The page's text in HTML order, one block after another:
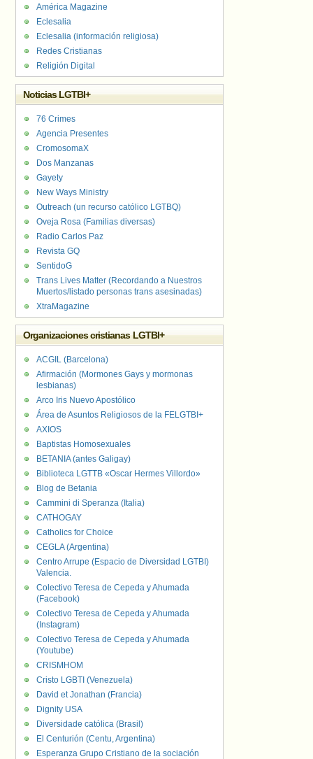
América Magazine
Eclesalia
Eclesalia (información religiosa)
Redes Cristianas
Religión Digital
Noticias LGTBI+
76 Crimes
Agencia Presentes
CromosomaX
Dos Manzanas
Gayety
New Ways Ministry
Outreach (un recurso católico LGTBQ)
Oveja Rosa (Familias diversas)
Radio Carlos Paz
Revista GQ
SentidoG
Trans Lives Matter (Recordando a Nuestros
Muertos/listado personas trans asesinadas)
XtraMagazine
Organizaciones cristianas LGTBI+
ACGIL (Barcelona)
Afirmación (Mormones Gays y mormonas
lesbianas)
Arco Iris Nuevo Apostólico
Área de Asuntos Religiosos de la FELGTBI+
AXIOS
Baptistas Homosexuales
BETANIA (antes Galigay)
Biblioteca LGTTB «Oscar Hermes Villordo»
Blog de Betania
Cammini di Speranza (Italia)
CATHOGAY
Catholics for Choice
CEGLA (Argentina)
Centro Arrupe (Espacio de Diversidad LGTBI)
Valencia.
Colectivo Teresa de Cepeda y Ahumada
(Facebook)
Colectivo Teresa de Cepeda y Ahumada
(Instagram)
Colectivo Teresa de Cepeda y Ahumada
(Youtube)
CRISMHOM
Cristo LGBTI (Venezuela)
David et Jonathan (Francia)
Dignity USA
Diversidade católica (Brasil)
El Centurión (Centu, Argentina)
Esperanza Grupo Cristiano de la sociación